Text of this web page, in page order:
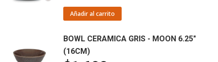
Añadir al carrito
BOWL CERAMICA GRIS - MOON 6.25"
(16CM)